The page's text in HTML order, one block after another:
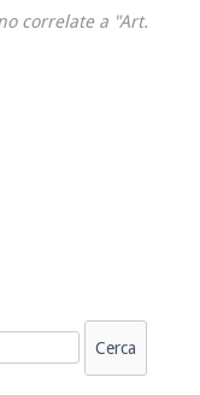
correlate a "Art.